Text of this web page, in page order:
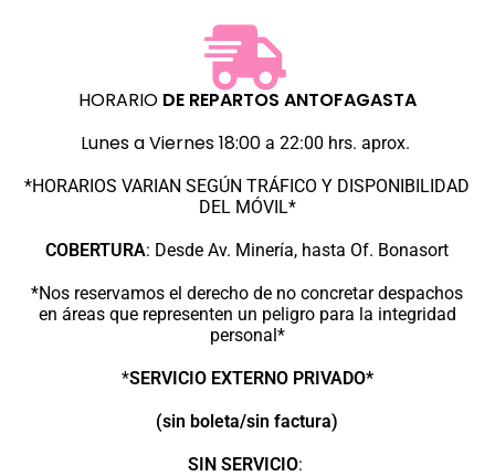
HORARIODE REPARTOS ANTOFAGASTA
Lunes a Viernes 18:00a 22:00 hrs. aprox.
*HORARIOS VARIAN SEGÚN TRÁFICO Y DISPONIBILIDAD
DEL MÓVIL*
COBERTURA: Desde Av. Minería, hasta Of. Bonasort
*Nos reservamos el derecho de no concretar despachos
en áreas que representen un peligro para la integridad
personal*
*SERVICIO EXTERNO PRIVADO*
(sin boleta/sin factura)
SIN SERVICIO: